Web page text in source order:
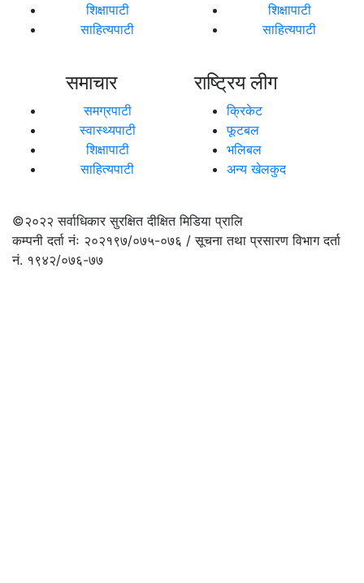
शिक्षापाटी
साहित्यपाटी
शिक्षापाटी
साहित्यपाटी
समाचार
समग्रपाटी
स्वास्थ्यपाटी
शिक्षापाटी
साहित्यपाटी
राष्ट्रिय लीग
क्रिकेट
फूटबल
भलिबल
अन्य खेलकुद
©२०२२सर्वाधिकार सुरक्षित दीक्षित मिडिया प्रालि
कम्पनी दर्ता नंः २०२१९७/०७५-०७६ / सूचना तथा प्रसारण विभाग दर्ता
नं. १९४२/०७६-७७